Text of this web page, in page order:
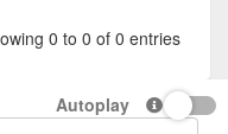
0 to 0 of 0 entries
Autoplay